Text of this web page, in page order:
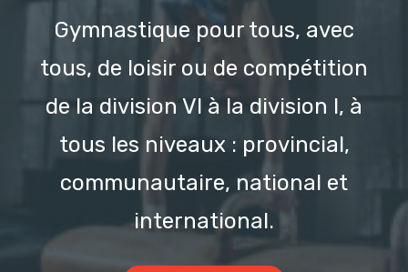
Gymnastique pour tous, avec
tous, de loisir ou de compétition
de la division VI à la division I, à
tous les niveaux : provincial,
communautaire, national et
international.